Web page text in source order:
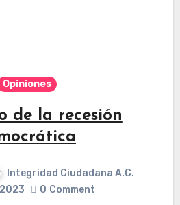
Opiniones
de la recesión
Integridad Ciudadana A.C.
0 Comment